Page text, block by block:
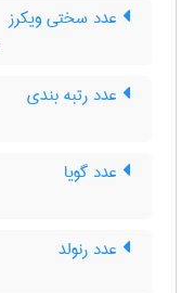
عدد سختی ویکرز
عدد رتبه بندی
عدد گویا
عدد رنولد